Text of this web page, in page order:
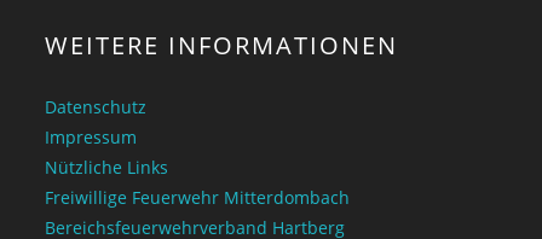
WEITERE INFORMATIONEN
Datenschutz
Impressum
Nützliche Links
Freiwillige Feuerwehr Mitterdombach
Bereichsfeuerwehrverband Hartberg